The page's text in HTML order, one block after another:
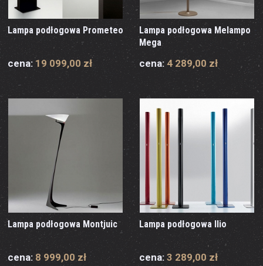
Lampa podłogowa Prometeo
cena: 19 099,00 zł
Lampa podłogowa Melampo
Mega
cena: 4 289,00 zł
Lampa podłogowa Montjuic
cena: 8 999,00 zł
Lampa podłogowa Ilio
cena: 3 289,00 zł